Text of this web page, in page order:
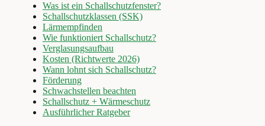
Was ist ein Schallschutzfenster?
Schallschutzklassen (SSK)
Lärmempfinden
Wie funktioniert Schallschutz?
Verglasungsaufbau
Kosten (Richtwerte 2026)
Wann lohnt sich Schallschutz?
Förderung
Schwachstellen beachten
Schallschutz + Wärmeschutz
Ausführlicher Ratgeber